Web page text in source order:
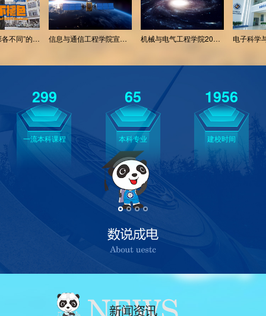
信息与通信工程学院宣传视频2026年 机械与电气工程学院2026年宣传视频 电子科学与工程学院2026年宣传视频
成电学子“精彩各不同”的一天系列VLOG（第一季）
299
一流本科课程
65
本科专业
1956
建校时间